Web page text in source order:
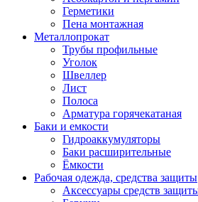
Герметики
Пена монтажная
Металлопрокат
Трубы профильные
Уголок
Швеллер
Лист
Полоса
Арматура горячекатаная
Баки и емкости
Гидроаккумуляторы
Баки расширительные
Ёмкости
Рабочая одежда, средства защиты
Аксессуары средств